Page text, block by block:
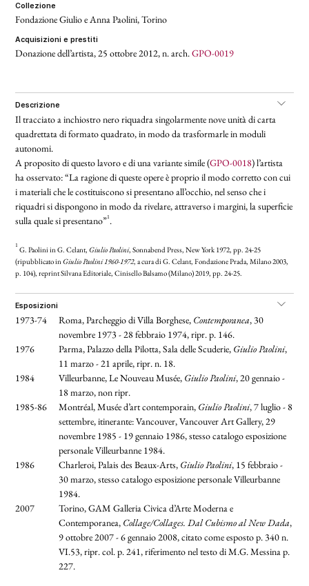
collezione
Fondazione Giulio e Anna Paolini, Torino
acquisizioni e prestiti
Donazione dell’artista, 25 ottobre 2012, n. arch.GPO-0019
descrizione
Il tracciato a inchiostro nero riquadra singolarmente nove unità di carta
quadrettata di formato quadrato, in modo da trasformarle in moduli
autonomi.
A proposito di questo lavoro e di una variante simile (GPO-0018) l’artista
ha osservato: “La ragione di queste opere è proprio il modo corretto con cui
i materiali che le costituiscono si presentano all’occhio, nel senso che i
riquadri si dispongono in modo da rivelare, attraverso i margini, la superficie
sulla quale si presentano”1.
1 G. Paolini in G. Celant, Giulio Paolini, Sonnabend Press, New York 1972, pp. 24-25
(ripubblicato in Giulio Paolini 1960-1972, a cura di G. Celant, Fondazione Prada, Milano 2003,
p. 104), reprint Silvana Editoriale, Cinisello Balsamo (Milano) 2019, pp. 24-25.
esposizioni
1973-74 Roma, Parcheggio di Villa Borghese, Contemporanea, 30
novembre 1973 - 28 febbraio 1974, ripr. p. 146.
1976
Parma, Palazzo della Pilotta, Sala delle Scuderie, Giulio Paolini,
11 marzo - 21 aprile, ripr. n. 18.
1984
Villeurbanne, Le Nouveau Musée, Giulio Paolini, 20 gennaio -
18 marzo, non ripr.
1985-86
Montréal, Musée d’art contemporain, Giulio Paolini, 7 luglio - 8
settembre, itinerante: Vancouver, Vancouver Art Gallery, 29
novembre 1985 - 19 gennaio 1986, stesso catalogo esposizione
personale Villeurbanne 1984.
1986
Charleroi, Palais des Beaux-Arts, Giulio Paolini, 15 febbraio -
30 marzo, stesso catalogo esposizione personale Villeurbanne
1984.
2007
Torino, GAM Galleria Civica d’Arte Moderna e
Contemporanea, Collage/Collages. Dal Cubismo al New Dada,
9 ottobre 2007 - 6 gennaio 2008, citato come esposto p. 340 n.
VI.53, ripr. col. p. 241, riferimento nel testo di M.G. Messina p.
227.